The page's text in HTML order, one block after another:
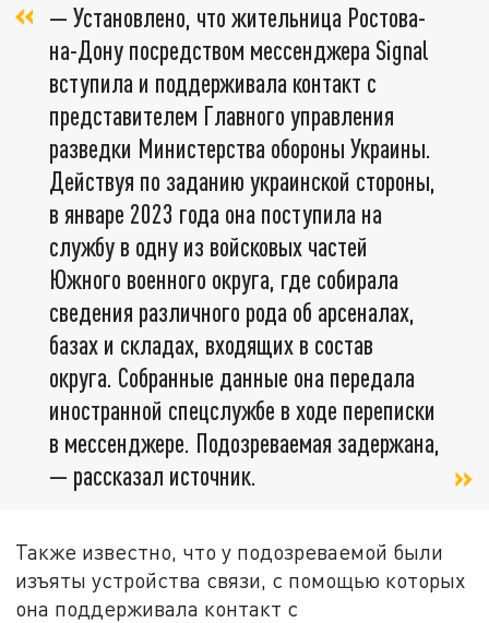
— Установлено, что жительница Ростова-
на-Дону посредством мессенджера Signal
вступила и поддерживала контакт с
представителем Главного управления
разведки Министерства обороны Украины.
Действуя по заданию украинской стороны,
в январе 2023 года она поступила на
службу в одну из войсковых частей
Южного военного округа, где собирала
сведения различного рода об арсеналах,
базах и складах, входящих в состав
округа. Собранные данные она передала
иностранной спецслужбе в ходе переписки
в мессенджере. Подозреваемая задержана,
— рассказал источник.
Также известно, что у подозреваемой были
изъяты устройства связи, с помощью которых
она поддерживала контакт с